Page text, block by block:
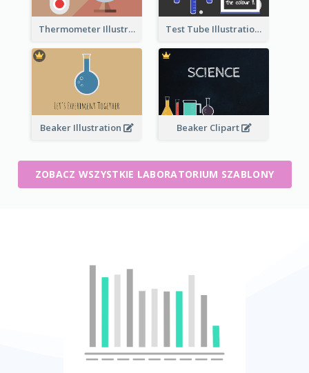
Thermometer Illustration Test Tube Illustration
Beaker Illustration Beaker Clipart
ZOBACZ WSZYSTKIE LABORATORIUM SZABLONY